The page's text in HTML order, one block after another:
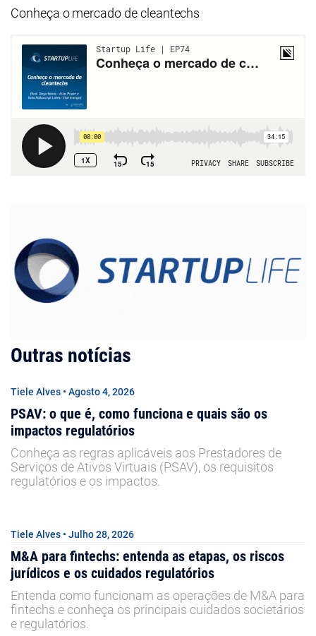
Conheça o mercado de cleantechs
Outras notícias
Tiele Alves • Agosto 4, 2026
PSAV: o que é, como funciona e quais são os
impactos regulatórios
Conheça as regras aplicáveis aos Prestadores de
Serviços de Ativos Virtuais (PSAV), os requisitos
regulatórios e os impactos.
Tiele Alves • Julho 28, 2026
M&A para fintechs: entenda as etapas, os riscos
jurídicos e os cuidados regulatórios
Entenda como funcionam as operações de M&A para
fintechs e conheça os principais cuidados societários
e regulatórios.